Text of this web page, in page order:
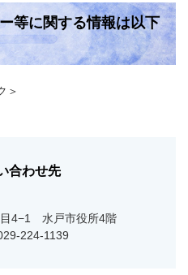
等に関する情報は以下
＞
合わせ先
4−1 水戸市役所4階
224-1139